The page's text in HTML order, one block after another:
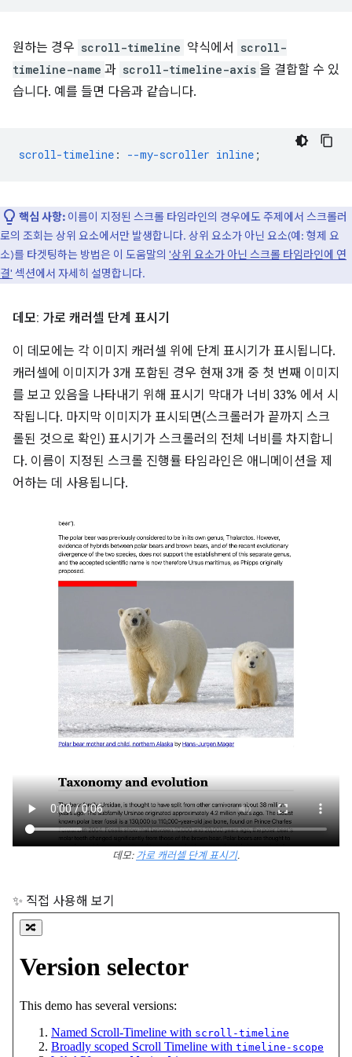
원하는 경우 scroll-timeline 약식에서
scroll-
timeline-name 과 scroll-timeline-axis 을 결합할 수 있
습니다. 예를 들면 다음과 같습니다.
scroll-timeline : --my-scroller inline ;
핵심 사항: 이름이 지정된 스크롤 타임라인의 경우에도 주제에서 스크롤러
로의 조회는 상위 요소에서만 발생합니다. 상위 요소가 아닌 요소(예: 형제 요
소)를 타겟팅하는 방법은 이 도움말의 '상위 요소가 아닌 스크롤 타임라인에 연
결' 섹션에서 자세히 설명합니다.
데모: 가로 캐러셀 단계 표시기
이 데모에는 각 이미지 캐러셀 위에 단계 표시기가 표시됩니다.
캐러셀에 이미지가 3개 포함된 경우 현재 3개 중 첫 번째 이미지
를 보고 있음을 나타내기 위해 표시기 막대가 너비 33% 에서 시
작됩니다. 마지막 이미지가 표시되면(스크롤러가 끝까지 스크
롤된 것으로 확인) 표시기가 스크롤러의 전체 너비를 차지합니
다. 이름이 지정된 스크롤 진행률 타임라인은 애니메이션을 제
어하는 데 사용됩니다.
데모:가로 캐러셀 단계 표시기.
✨ 직접 사용해 보기